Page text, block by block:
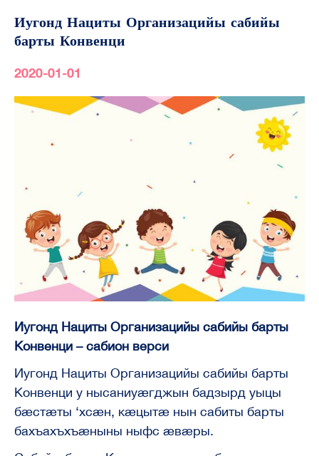
Иугонд Нациты Организацийы сабийы
барты Конвенци
2020-01-01
Иугонд Нациты Организацийы сабийы барты
Конвенци – сабион верси
Иугонд Нациты Организацийы сабийы барты
Конвенци у нысаниуæгджын бадзырд уыцы
бæстæты ‘хсæн, кæцытæ нын сабиты барты
бахъахъхъæныны ныфс æвæры.